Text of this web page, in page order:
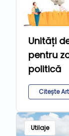
Unități
pentru
politică
Citește
Utilaje